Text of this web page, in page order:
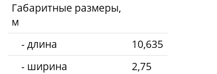
Габаритные размеры,
м
- длина
10,635
- ширина
2,75